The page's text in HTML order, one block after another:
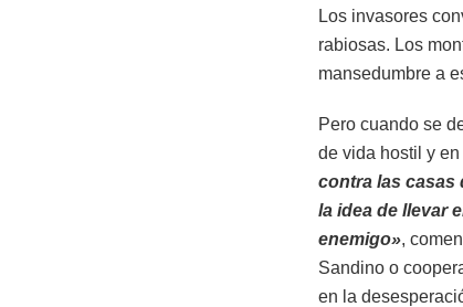
Los invasores
rabiosas. Los
mansedumbre a
Pero cuando se
de vida hostil y
contra las casas
la idea de llevar
enemigo»,
Sandino o
en la